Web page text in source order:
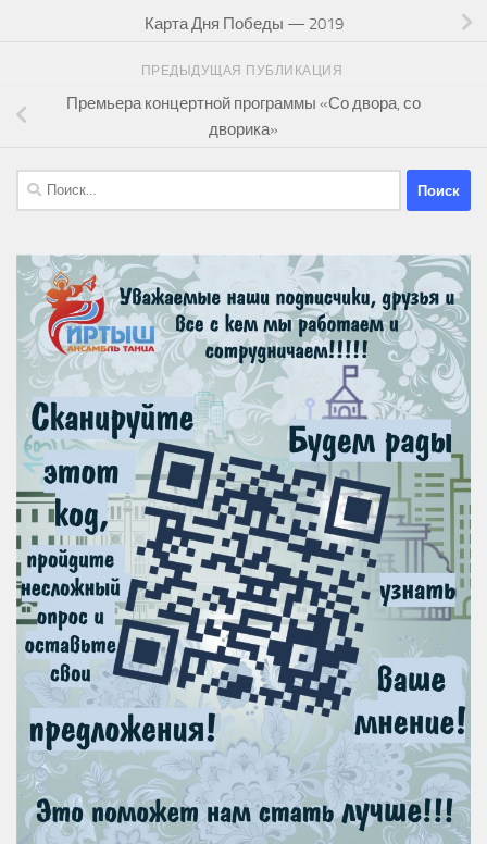
Карта Дня Победы — 2019
ПРЕДЫДУЩАЯ ПУБЛИКАЦИЯ
Премьера концертной программы «Со двора, со
дворика»
Найти: